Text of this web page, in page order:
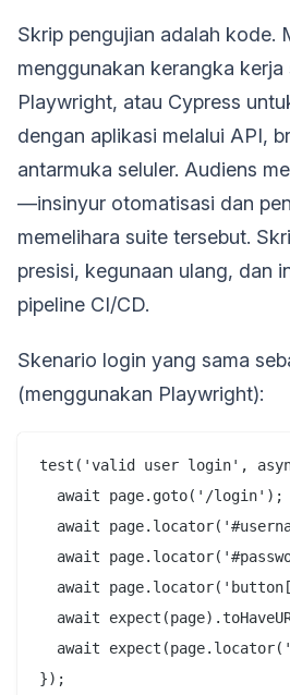
Skrip pengujian adalah kode.
menggunakan kerangka kerja
Playwright, atau Cypress
dengan aplikasi melalui API,
antarmuka seluler. Audiens
—insinyur otomatisasi dan
memelihara suite tersebut.
presisi, kegunaan ulang, dan
pipeline CI/CD.
Skenario login yang sama
(menggunakan Playwright):
test('valid user login',
  await page.goto('/login');
await
await
await
await
await